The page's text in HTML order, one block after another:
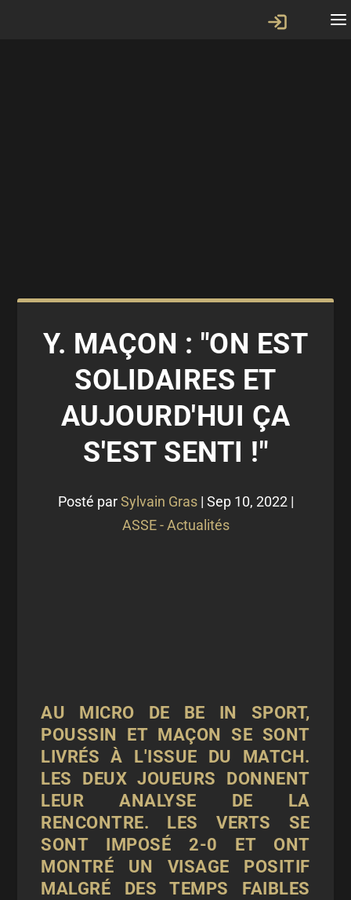
Y. MAÇON : "ON EST
SOLIDAIRES ET
AUJOURD'HUI ÇA
S'EST SENTI !"
Posté parSylvain Gras| Sep 10, 2022|
ASSE - Actualités
AU MICRO DE BE IN SPORT,
POUSSIN ET MAÇON SE SONT
LIVRÉS À L'ISSUE DU MATCH.
LES DEUX JOUEURS DONNENT
LEUR ANALYSE DE LA
RENCONTRE. LES VERTS SE
SONT IMPOSÉ 2-0 ET ONT
MONTRÉ UN VISAGE POSITIF
MALGRÉ DES TEMPS FAIBLES